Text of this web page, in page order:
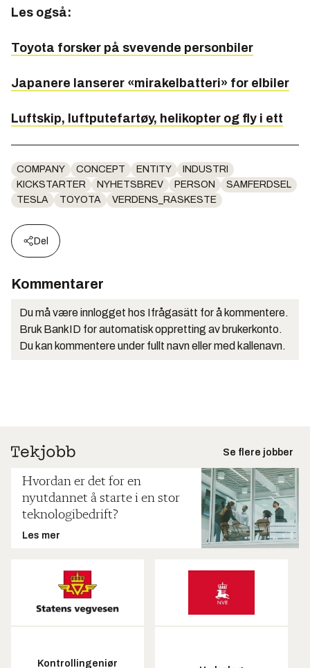
Les også:
Toyota forsker på svevende personbiler
Japanere lanserer «mirakelbatteri» for elbiler
Luftskip, luftputefartøy, helikopter og fly i ett
COMPANY CONCEPT ENTITY
INDUSTRI
KICKSTARTER
NYHETSBREV PERSON
SAMFERDSEL
TESLA
TOYOTA VERDENS_RASKESTE
Del
Kommentarer
Du må være innlogget hos Ifrågasätt for å kommentere.
Bruk BankID for automatisk oppretting av brukerkonto.
Du kan kommentere under fullt navn eller med kallenavn.
Se flere jobber
Hvordan er det for en
nyutdannet å starte i en stor
teknologibedrift?
Les mer
Kontrollingeniør